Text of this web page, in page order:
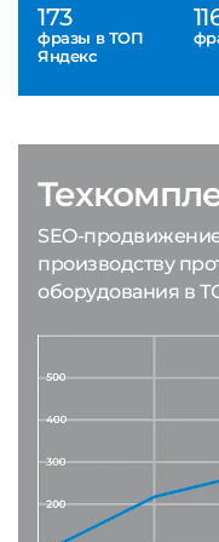
173
фразы в ТОП
Яндекс
SEO-
производству
оборудования в